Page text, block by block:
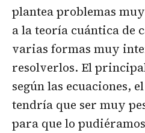
plantea problemas
a la teoría cuántica de
varias formas muy
resolverlos. El
según las ecuaciones,
tendría que ser muy
para que lo